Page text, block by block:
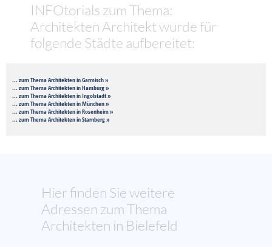
INFOtorials zum Thema:
Architekten Architekt wurde für
folgende Städte aufbereitet:
... zum Thema Architekten in Garmisch »
... zum Thema Architekten in Hamburg »
... zum Thema Architekten in Ingolstadt »
... zum Thema Architekten in München »
... zum Thema Architekten in Rosenheim »
... zum Thema Architekten in Starnberg »
Hier finden Sie weitere
Adressen zum Thema
Architekten in Bielefeld